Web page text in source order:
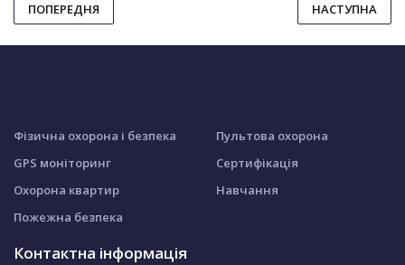
ПОПЕРЕДНЯ НАСТУПНА
Фізична охорона і безпека
GPS моніторинг
Охорона квартир
Пожежна безпека
Пультова охорона
Сертифікація
Навчання
Контактна інформація